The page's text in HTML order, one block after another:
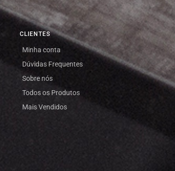
CLIENTES
Minha conta
Dúvidas Frequentes
Sobre nós
Todos os Produtos
Mais Vendidos